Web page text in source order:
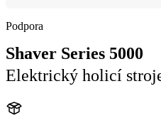
Podpora
Shaver Series 5000
Elektrický holicí